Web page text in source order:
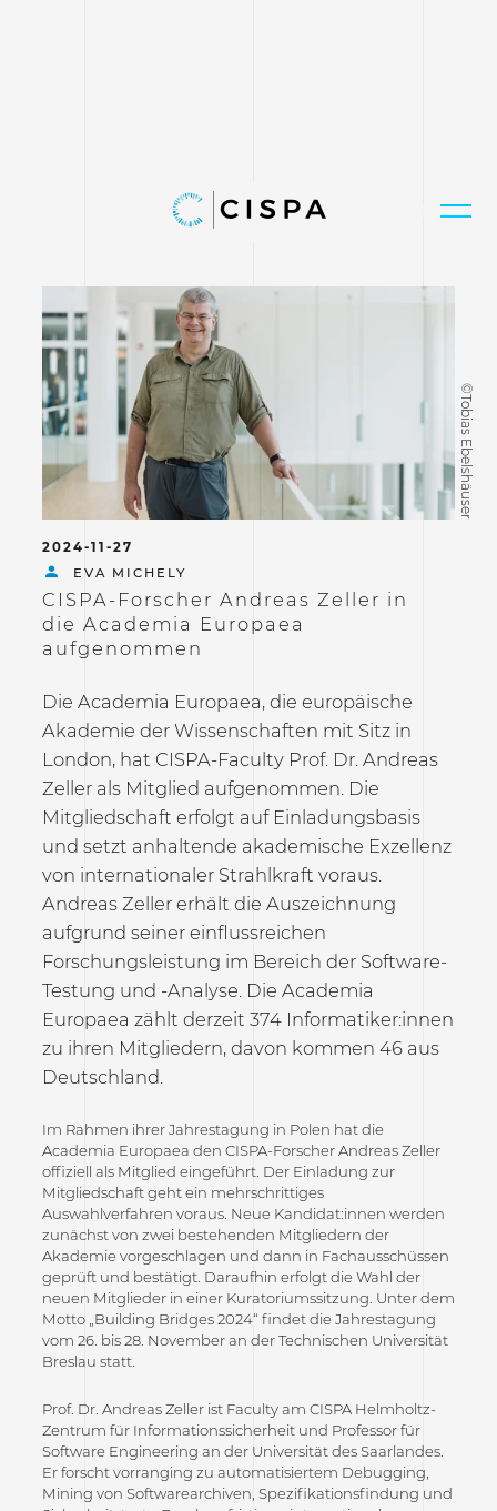
©Tobias Ebelshäuser
2024-11-27
EVA MICHELY
CISPA-Forscher Andreas Zeller in
die Academia Europaea
aufgenommen
Die Academia Europaea, die europäische
Akademie der Wissenschaften mit Sitz in
London, hat CISPA-Faculty Prof. Dr. Andreas
Zeller als Mitglied aufgenommen. Die
Mitgliedschaft erfolgt auf Einladungsbasis
und setzt anhaltende akademische Exzellenz
von internationaler Strahlkraft voraus.
Andreas Zeller erhält die Auszeichnung
aufgrund seiner einflussreichen
Forschungsleistung im Bereich der Software-
Testung und -Analyse. Die Academia
Europaea zählt derzeit 374 Informatiker:innen
zu ihren Mitgliedern, davon kommen 46 aus
Deutschland.
Im Rahmen ihrer Jahrestagung in Polen hat die
Academia Europaea den CISPA-Forscher Andreas Zeller
offiziell als Mitglied eingeführt. Der Einladung zur
Mitgliedschaft geht ein mehrschrittiges
Auswahlverfahren voraus. Neue Kandidat:innen werden
zunächst von zwei bestehenden Mitgliedern der
Akademie vorgeschlagen und dann in Fachausschüssen
geprüft und bestätigt. Daraufhin erfolgt die Wahl der
neuen Mitglieder in einer Kuratoriumssitzung. Unter dem
Motto „Building Bridges 2024“ findet die Jahrestagung
vom 26. bis 28. November an der Technischen Universität
Breslau statt.
Prof. Dr. Andreas Zeller ist Faculty am CISPA Helmholtz-
Zentrum für Informationssicherheit und Professor für
Software Engineering an der Universität des Saarlandes.
Er forscht vorranging zu automatisiertem Debugging,
Mining von Softwarearchiven, Spezifikationsfindung und